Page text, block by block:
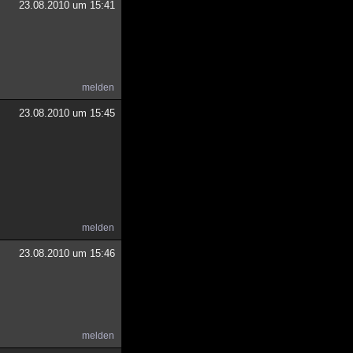
23.08.2010 um 15:41
melden
23.08.2010 um 15:45
melden
23.08.2010 um 15:46
melden